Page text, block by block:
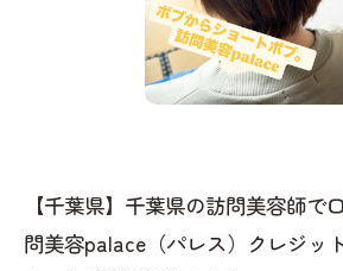
【千葉県】千葉県の訪問美容師で
問美容palace（パレス）クレジッ